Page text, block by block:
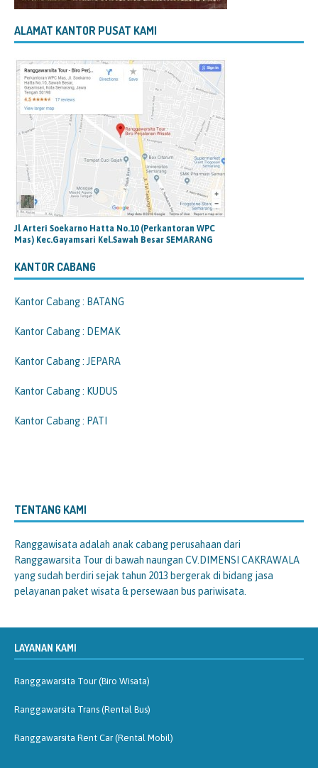
ALAMAT KANTOR PUSAT KAMI
Jl Arteri Soekarno Hatta No.10 (Perkantoran WPC
Mas) Kec.Gayamsari Kel.Sawah Besar SEMARANG
KANTOR CABANG
Kantor Cabang : BATANG
Kantor Cabang : DEMAK
Kantor Cabang : JEPARA
Kantor Cabang : KUDUS
Kantor Cabang : PATI
TENTANG KAMI
Ranggawisata adalah anak cabang perusahaan dari
Ranggawarsita Tour di bawah naungan CV.DIMENSI CAKRAWALA
yang sudah berdiri sejak tahun 2013 bergerak di bidang jasa
pelayanan paket wisata & persewaan bus pariwisata.
LAYANAN KAMI
Ranggawarsita Tour (Biro Wisata)
Ranggawarsita Trans (Rental Bus)
Ranggawarsita Rent Car (Rental Mobil)